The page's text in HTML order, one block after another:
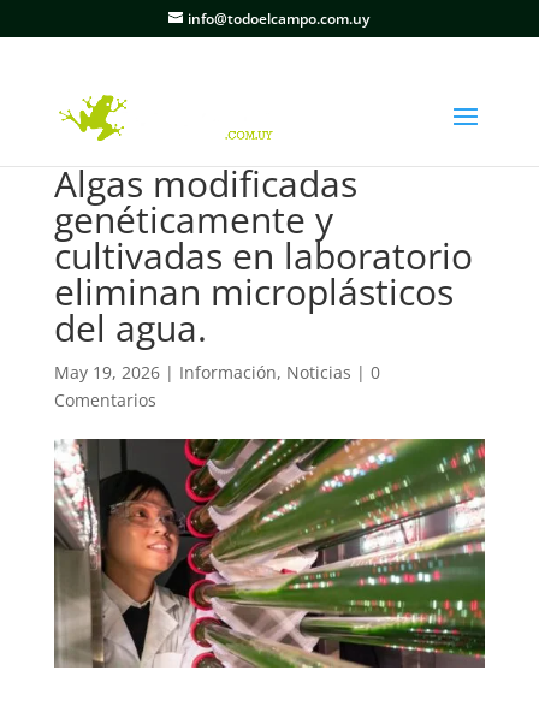
info@todoelcampo.com.uy
Algas modificadas
genéticamente y
cultivadas en laboratorio
eliminan microplásticos
del agua.
May 19, 2026| Información, Noticias | 0
Comentarios